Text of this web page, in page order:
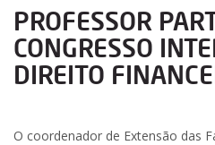
PROFESSOR
CONGRESSO
DIREITO
O coordenador de Extensão das